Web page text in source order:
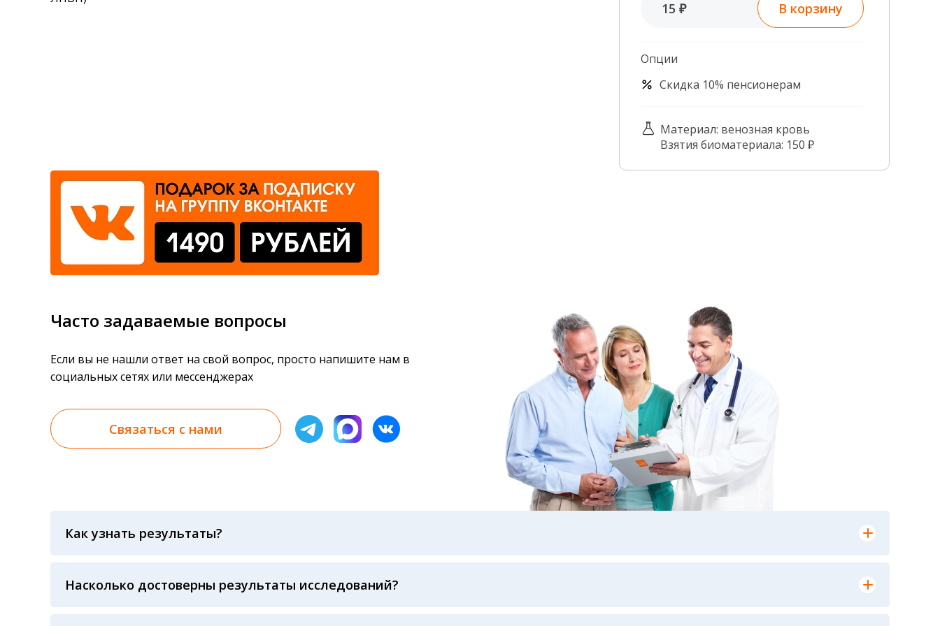
15 ₽ В корзину
Опции
Скидка 10% пенсионерам
Материал: венозная кровь
Взятия биоматериала: 150 ₽
Часто задаваемые вопросы
Если вы не нашли ответ на свой вопрос, просто напишите нам в
социальных сетях или мессенджерах
Связаться с нами
Как узнать результаты?
анализов при предъявлении паспорта или чека об оплате
Насколько достоверны результаты исследований?
Гарантия качества лабораторных тестов обеспечивается соблюдением международных стандартов выполнения лабораторных исследований и